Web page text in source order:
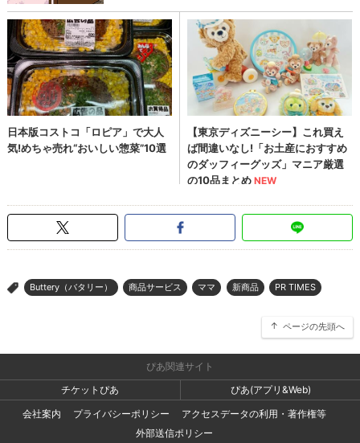
> Buttery（バタリー） 商品サービス ママ 新商品 PR TIMES
ページの先頭へ
ぴあ関連サイト
チケットぴあ
ぴあ(アプリ&Web)
会社案内
プライバシーポリシー
アクセスデータの利用・著作権等
外部送信ポリシー